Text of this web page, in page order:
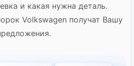
и какая нужна деталь.
Volkswagen получат Вашу